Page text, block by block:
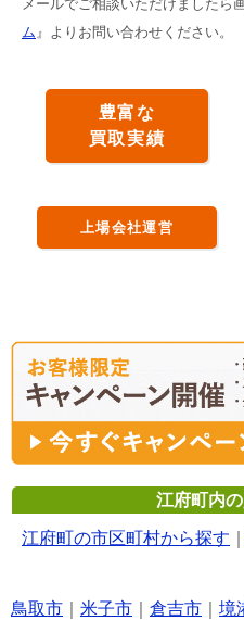
メールでご相談いただけましたら
ム 』よりお問い合わせください。
豊富な
買取実績
上場会社運営
江府町内
江府町の市区町村から探す
鳥取市 米子市 倉吉市 境